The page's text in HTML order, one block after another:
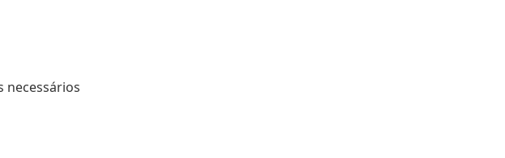
necessários